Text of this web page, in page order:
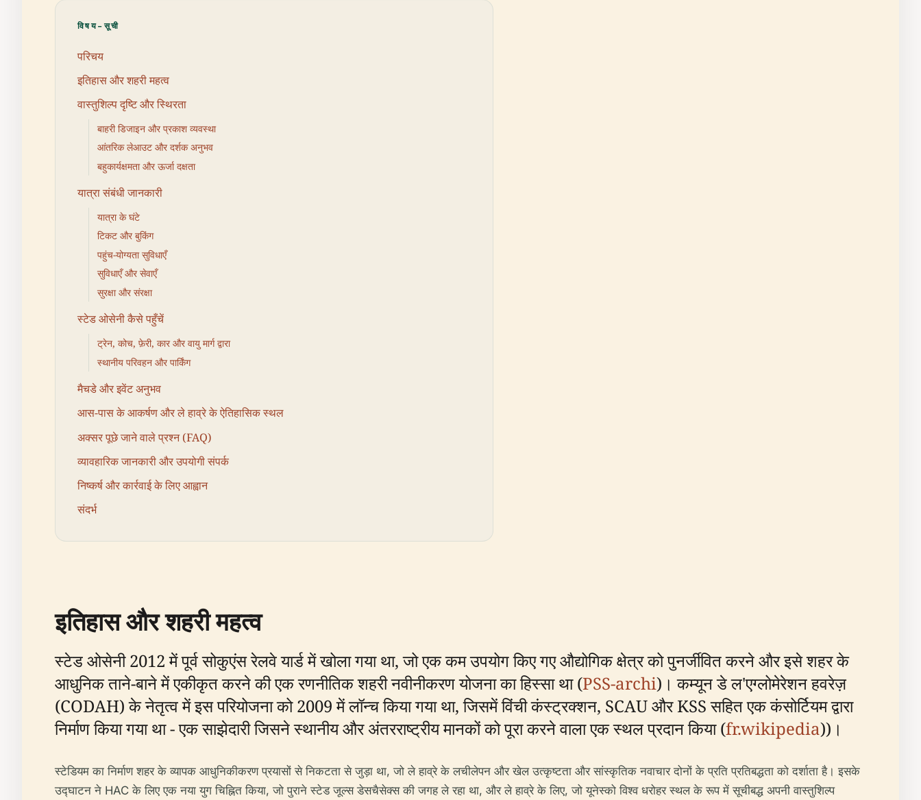
विषय-सूची
परिचय
इतिहास और शहरी महत्व
वास्तुशिल्प दृष्टि और स्थिरता
बाहरी डिजाइन और प्रकाश व्यवस्था
आंतरिक लेआउट और दर्शक अनुभव
बहुकार्यक्षमता और ऊर्जा दक्षता
यात्रा संबंधी जानकारी
यात्रा के घंटे
टिकट और बुकिंग
पहुंच-योग्यता सुविधाएँ
सुविधाएँ और सेवाएँ
सुरक्षा और संरक्षा
स्टेड ओसेनी कैसे पहुँचें
ट्रेन, कोच, फ़ेरी, कार और वायु मार्ग द्वारा
स्थानीय परिवहन और पार्किंग
मैचडे और इवेंट अनुभव
आस-पास के आकर्षण और ले हाव्रे के ऐतिहासिक स्थल
अक्सर पूछे जाने वाले प्रश्न (FAQ)
व्यावहारिक जानकारी और उपयोगी संपर्क
निष्कर्ष और कार्रवाई के लिए आह्वान
संदर्भ
इतिहास और शहरी महत्व
स्टेड ओसेनी 2012 में पूर्व सोकुएंस रेलवे यार्ड में खोला गया था, जो एक कम उपयोग किए गए औद्योगिक क्षेत्र को पुनर्जीवित करने और इसे शहर के
आधुनिक ताने-बाने में एकीकृत करने की एक रणनीतिक शहरी नवीनीकरण योजना का हिस्सा था (PSS-archi)। कम्यून डे ल'एग्लोमेरेशन हवरेज़
(CODAH) के नेतृत्व में इस परियोजना को 2009 में लॉन्च किया गया था, जिसमें विंची कंस्ट्रक्शन, SCAU और KSS सहित एक कंसोर्टियम द्वारा
निर्माण किया गया था - एक साझेदारी जिसने स्थानीय और अंतरराष्ट्रीय मानकों को पूरा करने वाला एक स्थल प्रदान किया (fr.wikipedia))।
स्टेडियम का निर्माण शहर के व्यापक आधुनिकीकरण प्रयासों से निकटता से जुड़ा था, जो ले हाव्रे के लचीलेपन और खेल उत्कृष्टता और सांस्कृतिक नवाचार दोनों के प्रति प्रतिबद्धता को दर्शाता है। इसके
उद्घाटन ने HAC के लिए एक नया युग चिह्नित किया, जो पुराने स्टेड जूल्स डेसचैसेक्स की जगह ले रहा था, और ले हाव्रे के लिए, जो यूनेस्को विश्व धरोहर स्थल के रूप में सूचीबद्ध अपनी वास्तुशिल्प